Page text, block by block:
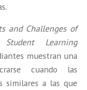
and Challenges of
Learning
muestran una
cuando las
similares a las que